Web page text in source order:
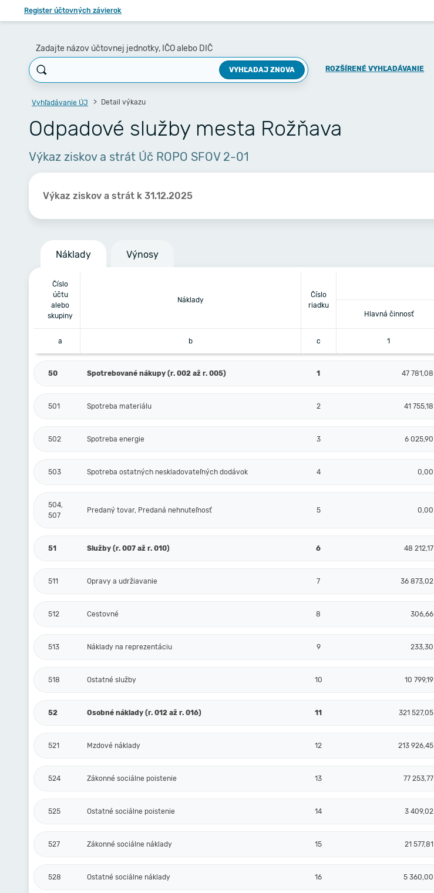
Register účtovných závierok
Zadajte názov účtovnej jednotky, IČO alebo DIČ
VYHĽADAJ ZNOVA ROZŠÍRENÉ VYHĽADÁVANIE
Vyhľadávanie ÚJ Detail výkazu
Odpadové služby mesta Rožňava
Výkaz ziskov a strát Úč ROPO SFOV 2-01
Výkaz ziskov a strát k 31.12.2025
Náklady Výnosy
Číslo
účtu
alebo
skupiny
Náklady
Číslo
riadku
Hlavná činnosť
a b c 1
50 Spotrebované nákupy (r. 002 až r. 005) 1 47 781,08
501 Spotreba materiálu 2 41 755,18
502 Spotreba energie 3 6 025,90
503 Spotreba ostatných neskladovateľných dodávok 4 0,00
504,
507
Predaný tovar, Predaná nehnuteľnosť 5 0,00
51 Služby (r. 007 až r. 010) 6 48 212,17
511 Opravy a udržiavanie 7 36 873,02
512 Cestovné 8 306,66
513 Náklady na reprezentáciu 9 233,30
518 Ostatné služby 10 10 799,19
52 Osobné náklady (r. 012 až r. 016) 11 321 527,05
521 Mzdové náklady 12 213 926,45
524 Zákonné sociálne poistenie 13 77 253,77
525 Ostatné sociálne poistenie 14 3 409,02
527 Zákonné sociálne náklady 15 21 577,81
528 Ostatné sociálne náklady 16 5 360,00